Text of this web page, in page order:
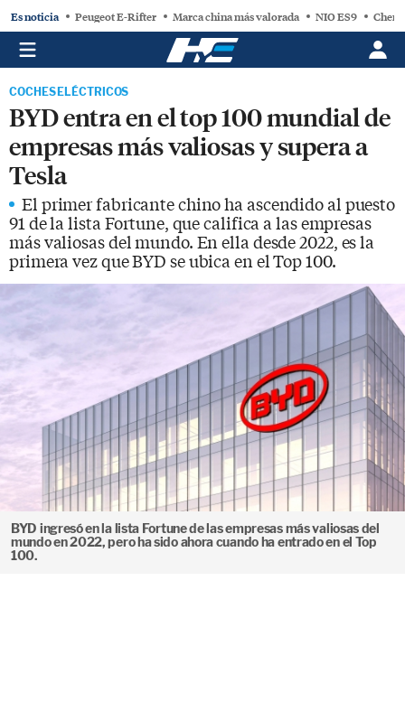
Es noticia Peugeot E-Rifter Marca china más valorada NIO ES9 Chery
COCHES ELÉCTRICOS
BYD entra en el top 100 mundial de
empresas más valiosas y supera a
Tesla
El primer fabricante chino ha ascendido al puesto
91 de la lista Fortune, que califica a las empresas
más valiosas del mundo. En ella desde 2022, es la
primera vez que BYD se ubica en el Top 100.
BYD ingresó en la lista Fortune de las empresas más valiosas del
mundo en 2022, pero ha sido ahora cuando ha entrado en el Top
100.